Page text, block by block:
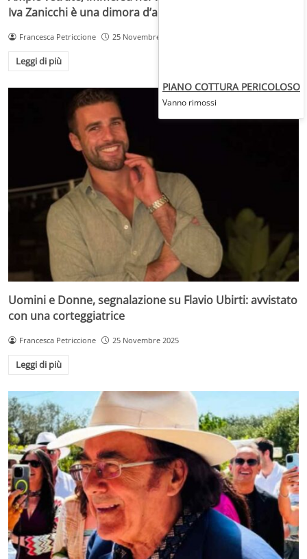
Iva Zanicchi è una dimora d’altri tempi
Francesca Petriccione 25 Novembre 2025
Leggi di più
Uomini e Donne, segnalazione su Flavio Ubirti: avvistato
con una corteggiatrice
Francesca Petriccione 25 Novembre 2025
Leggi di più
PIANO COTTURA PERICOLOSO
Vanno rimossi